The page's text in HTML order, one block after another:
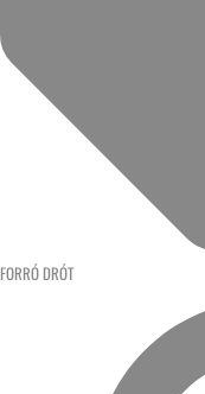
FORRÓ DRÓT